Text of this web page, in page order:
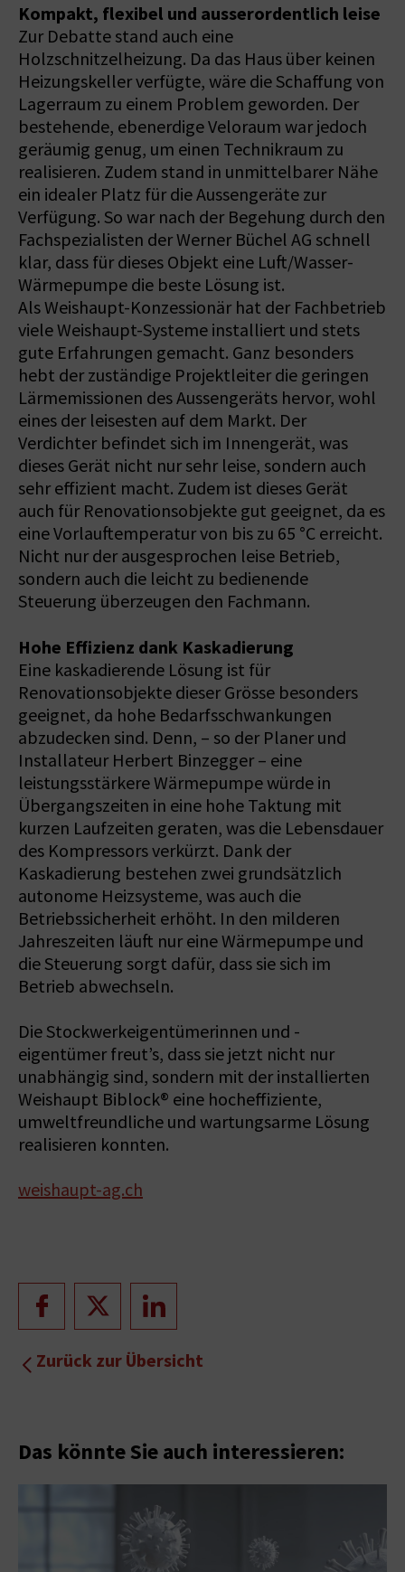
Kompakt, flexibel und ausserordentlich leise
Zur Debatte stand auch eine
Holzschnitzelheizung. Da das Haus über keinen
Heizungskeller verfügte, wäre die Schaffung von
Lagerraum zu einem Problem geworden. Der
bestehende, ebenerdige Veloraum war jedoch
geräumig genug, um einen Technikraum zu
realisieren. Zudem stand in unmittelbarer Nähe
ein idealer Platz für die Aussengeräte zur
Verfügung. So war nach der Begehung durch den
Fachspezialisten der Werner Büchel AG schnell
klar, dass für dieses Objekt eine Luft/Wasser-
Wärmepumpe die beste Lösung ist.
Als Weishaupt-Konzessionär hat der Fachbetrieb
viele Weishaupt-Systeme installiert und stets
gute Erfahrungen gemacht. Ganz besonders
hebt der zuständige Projektleiter die geringen
Lärmemissionen des Aussengeräts hervor, wohl
eines der leisesten auf dem Markt. Der
Verdichter befindet sich im Innengerät, was
dieses Gerät nicht nur sehr leise, sondern auch
sehr effizient macht. Zudem ist dieses Gerät
auch für Renovationsobjekte gut geeignet, da es
eine Vorlauftemperatur von bis zu 65 °C erreicht.
Nicht nur der ausgesprochen leise Betrieb,
sondern auch die leicht zu bedienende
Steuerung überzeugen den Fachmann.
Hohe Effizienz dank Kaskadierung
Eine kaskadierende Lösung ist für
Renovationsobjekte dieser Grösse besonders
geeignet, da hohe Bedarfsschwankungen
abzudecken sind. Denn, – so der Planer und
Installateur Herbert Binzegger – eine
leistungsstärkere Wärmepumpe würde in
Übergangszeiten in eine hohe Taktung mit
kurzen Laufzeiten geraten, was die Lebensdauer
des Kompressors verkürzt. Dank der
Kaskadierung bestehen zwei grundsätzlich
autonome Heizsysteme, was auch die
Betriebssicherheit erhöht. In den milderen
Jahreszeiten läuft nur eine Wärmepumpe und
die Steuerung sorgt dafür, dass sie sich im
Betrieb abwechseln.
Die Stockwerkeigentümerinnen und -
eigentümer freut’s, dass sie jetzt nicht nur
unabhängig sind, sondern mit der installierten
Weishaupt Biblock® eine hocheffiziente,
umweltfreundliche und wartungsarme Lösung
realisieren konnten.
weishaupt-ag.ch
Zurück zur Übersicht
Das könnte Sie auch interessieren: